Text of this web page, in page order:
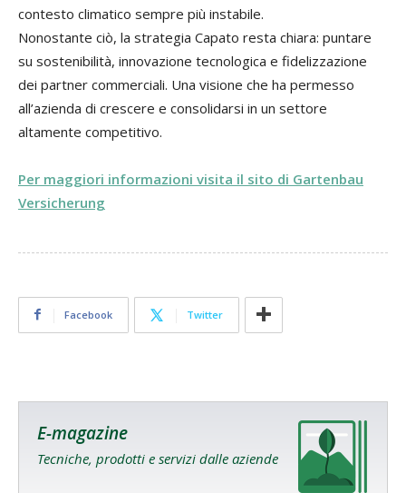
contesto climatico sempre più instabile.
Nonostante ciò, la strategia Capato resta chiara: puntare
su sostenibilità, innovazione tecnologica e fidelizzazione
dei partner commerciali. Una visione che ha permesso
all’azienda di crescere e consolidarsi in un settore
altamente competitivo.
Per maggiori informazioni visita il sito di Gartenbau
Versicherung
Facebook Twitter
E-magazine
Tecniche, prodotti e servizi dalle aziende